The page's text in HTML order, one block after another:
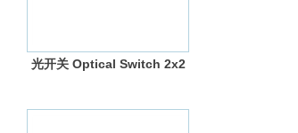
光开关 Optical Switch 2x2